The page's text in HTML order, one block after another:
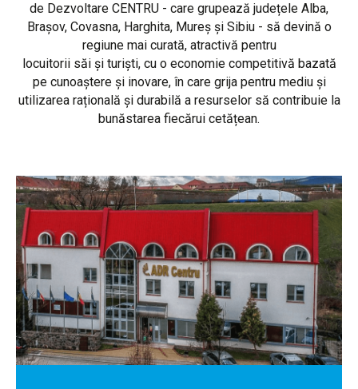
de Dezvoltare CENTRU - care grupează județele Alba,
Brașov, Covasna, Harghita, Mureș și Sibiu - să devină o
regiune mai curată, atractivă pentru
locuitorii săi și turiști, cu o economie competitivă bazată
pe cunoaștere și inovare, în care grija pentru mediu și
utilizarea rațională și durabilă a resurselor să contribuie la
bunăstarea fiecărui cetățean.